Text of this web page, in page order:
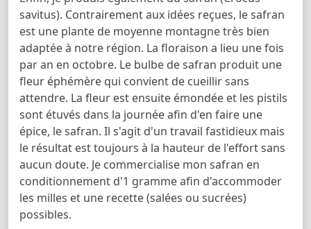
savitus). Contrairement aux idées reçues, le safran
est une plante de moyenne montagne très bien
adaptée à notre région. La floraison a lieu une fois
par an en octobre. Le bulbe de safran produit une
fleur éphémère qui convient de cueillir sans
attendre. La fleur est ensuite émondée et les pistils
sont étuvés dans la journée afin d'en faire une
épice, le safran. Il s'agit d'un travail fastidieux mais
le résultat est toujours à la hauteur de l'effort sans
aucun doute. Je commercialise mon safran en
conditionnement d'1 gramme afin d'accommoder
les milles et une recette (salées ou sucrées)
possibles.